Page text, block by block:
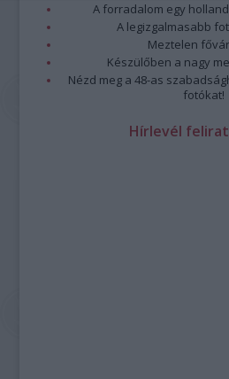
A forradalom egy
A legizgalmasabb
Meztelen
Készülőben a nagy
Nézd meg a 48-as
fotókat!
Hírlevél